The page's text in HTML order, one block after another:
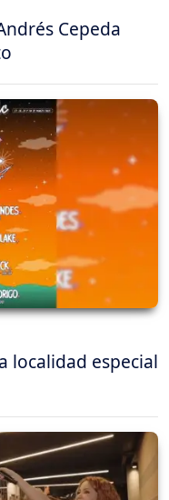
Cepeda
localidad especial